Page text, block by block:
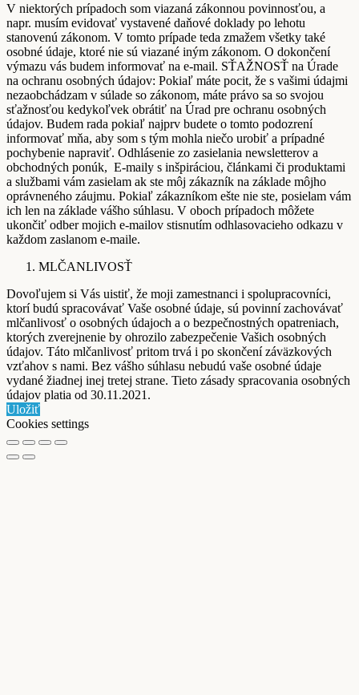
V niektorých prípadoch som viazaná zákonnou povinnosťou, a
napr. musím evidovať vystavené daňové doklady po lehotu
stanovenú zákonom. V tomto prípade teda zmažem všetky také
osobné údaje, ktoré nie sú viazané iným zákonom. O dokončení
výmazu vás budem informovať na e-mail. SŤAŽNOSŤ na Úrade
na ochranu osobných údajov: Pokiaľ máte pocit, že s vašimi údajmi
nezaobchádzam v súlade so zákonom, máte právo sa so svojou
sťažnosťou kedykoľvek obrátiť na Úrad pre ochranu osobných
údajov. Budem rada pokiaľ najprv budete o tomto podozrení
informovať mňa, aby som s tým mohla niečo urobiť a prípadné
pochybenie napraviť. Odhlásenie zo zasielania newsletterov a
obchodných ponúk, E-maily s inšpiráciou, článkami či produktami
a službami vám zasielam ak ste môj zákazník na základe môjho
oprávneného záujmu. Pokiaľ zákazníkom ešte nie ste, posielam vám
ich len na základe vášho súhlasu. V oboch prípadoch môžete
ukončiť odber mojich e-mailov stisnutím odhlasovacieho odkazu v
každom zaslanom e-maile.
MLČANLIVOSŤ
Dovoľujem si Vás uistiť, že moji zamestnanci i spolupracovníci,
ktorí budú spracovávať Vaše osobné údaje, sú povinní zachovávať
mlčanlivosť o osobných údajoch a o bezpečnostných opatreniach,
ktorých zverejnenie by ohrozilo zabezpečenie Vašich osobných
údajov. Táto mlčanlivosť pritom trvá i po skončení záväzkových
vzťahov s nami. Bez vášho súhlasu nebudú vaše osobné údaje
vydané žiadnej inej tretej strane. Tieto zásady spracovania osobných
údajov platia od 30.11.2021.
Uložiť
Cookies settings